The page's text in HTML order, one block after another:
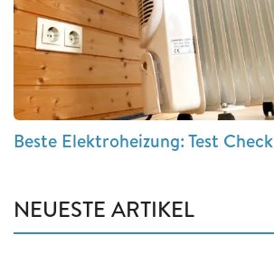
Beste Elektroheizung: Test Check
NEUESTE ARTIKEL